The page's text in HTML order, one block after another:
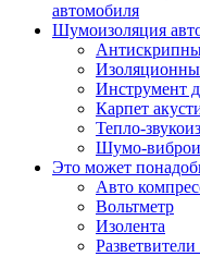
автомобиля
Шумоизоляция
Инструмент
Карпет
Тепло-
Шумо-
Это может
Авто
Вольтметр
Изолента